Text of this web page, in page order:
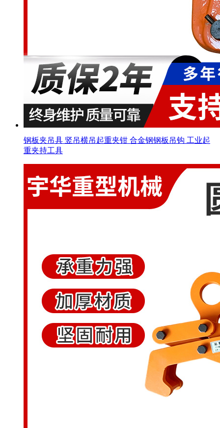
钢板夹吊具 竖吊横吊起重夹钳 合金钢钢板吊钩 工业起
重夹持工具